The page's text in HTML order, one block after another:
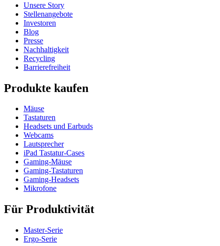
Unsere Story
Stellenangebote
Investoren
Blog
Presse
Nachhaltigkeit
Recycling
Barrierefreiheit
Produkte kaufen
Mäuse
Tastaturen
Headsets und Earbuds
Webcams
Lautsprecher
iPad Tastatur-Cases
Gaming-Mäuse
Gaming-Tastaturen
Gaming-Headsets
Mikrofone
Für Produktivität
Master-Serie
Ergo-Serie